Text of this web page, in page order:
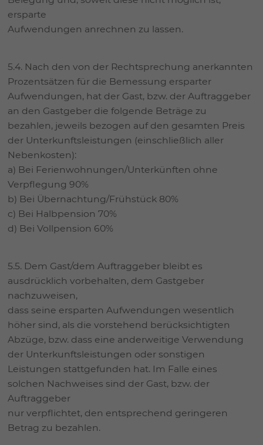
ersparte
Aufwendungen anrechnen zu lassen.
5.4. Nach den von der Rechtsprechung anerkannten
Prozentsätzen für die Bemessung ersparter
Aufwendungen, hat der Gast, bzw. der Auftraggeber
an den Gastgeber die folgende Beträge zu
bezahlen, jeweils bezogen auf den gesamten Preis
der Unterkunftsleistungen (einschließlich aller
Nebenkosten):
a) Bei Ferienwohnungen/Unterkünften ohne
Verpflegung 90%
b) Bei Übernachtung/Frühstück 80%
c) Bei Halbpension 70%
d) Bei Vollpension 60%
5.5. Dem Gast/dem Auftraggeber bleibt es
ausdrücklich vorbehalten, dem Gastgeber
nachzuweisen,
dass seine ersparten Aufwendungen wesentlich
höher sind, als die vorstehend berücksichtigten
Abzüge, bzw. dass eine anderweitige Verwendung
der Unterkunftsleistungen oder sonstigen
Leistungen stattgefunden hat. Im Falle eines
solchen Nachweises sind der Gast, bzw. der
Auftraggeber
nur verpflichtet, den entsprechend geringeren
Betrag zu bezahlen.